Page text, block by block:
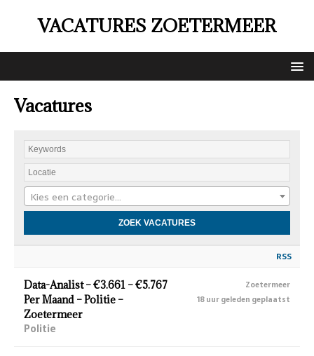
VACATURES ZOETERMEER
Vacatures
Kies een categorie…
RSS
Data-Analist – €3.661 – €5.767
Per Maand – Politie –
Zoetermeer
Politie
Zoetermeer
18 uur geleden geplaatst